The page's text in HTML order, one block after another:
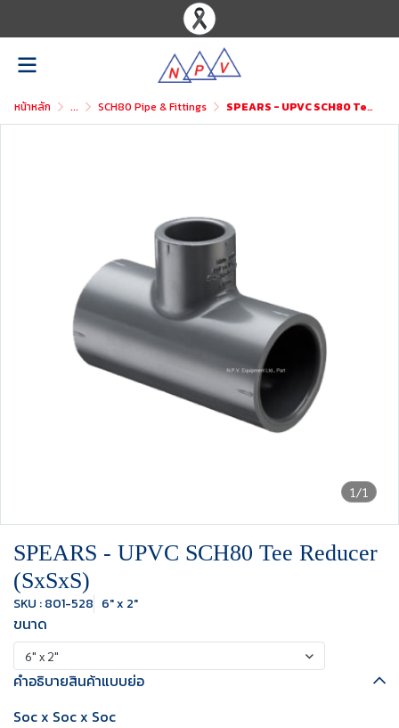
หน้าหลัก ... SCH80 Pipe & Fittings SPEARS - UPVC SCH80 Tee Reducer (SxSxS)
1/1
SPEARS - UPVC SCH80 Tee Reducer
(SxSxS)
SKU : 801-528 6" x 2"
ขนาด
6" x 2"
คำอธิบายสินค้าแบบย่อ
Soc x Soc x Soc